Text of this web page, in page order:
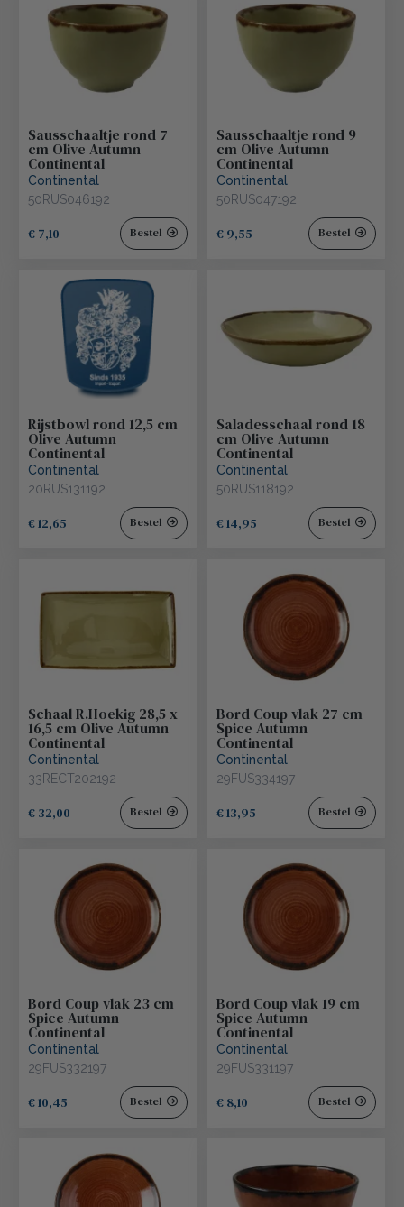
Sausschaaltje rond 7
cm Olive Autumn
Continental
Continental
50RUS046192
€ 7,10 Bestel
Sausschaaltje rond 9
cm Olive Autumn
Continental
Continental
50RUS047192
€ 9,55 Bestel
Rijstbowl rond 12,5 cm
Olive Autumn
Continental
Continental
20RUS131192
€ 12,65 Bestel
Saladesschaal rond 18
cm Olive Autumn
Continental
Continental
50RUS118192
€ 14,95 Bestel
Schaal R.Hoekig 28,5 x
16,5 cm Olive Autumn
Continental
Continental
33RECT202192
€ 32,00 Bestel
Bord Coup vlak 27 cm
Spice Autumn
Continental
Continental
29FUS334197
€ 13,95 Bestel
Bord Coup vlak 23 cm
Spice Autumn
Continental
Continental
29FUS332197
€ 10,45 Bestel
Bord Coup vlak 19 cm
Spice Autumn
Continental
Continental
29FUS331197
€ 8,10 Bestel